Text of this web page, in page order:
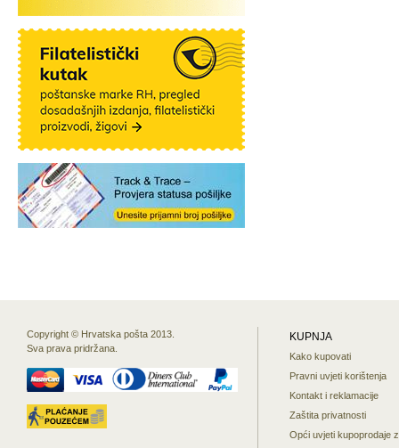
Copyright © Hrvatska pošta 2013.
Sva prava pridržana.
KUPNJA
Kako kupovati
Pravni uvjeti korištenja
Kontakt i reklamacije
Zaštita privatnosti
Opći uvjeti kupoprodaje